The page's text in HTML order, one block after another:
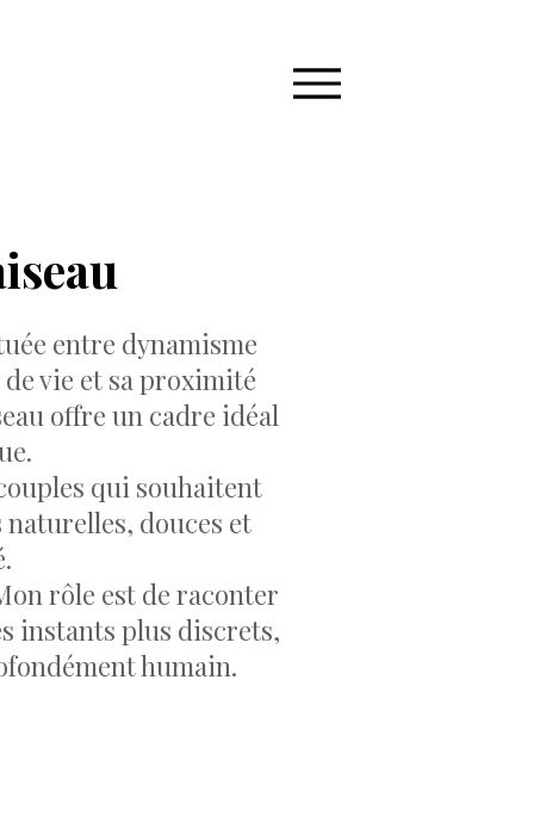
entre dynamisme
vie et sa proximité
offre un cadre idéal
qui souhaitent
douces et
rôle est de raconter
instants plus discrets,
humain.